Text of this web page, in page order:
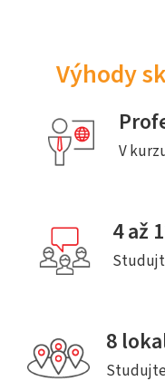
Výhody
V
4 až
8